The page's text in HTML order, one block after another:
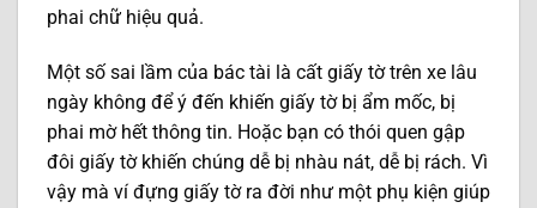
phai chữ hiệu quả.
Một số sai lầm của bác tài là cất giấy tờ trên xe lâu
ngày không để ý đến khiến giấy tờ bị ẩm mốc, bị
phai mờ hết thông tin. Hoặc bạn có thói quen gập
đôi giấy tờ khiến chúng dễ bị nhàu nát, dễ bị rách. Vì
vậy mà ví đựng giấy tờ ra đời như một phụ kiện giúp